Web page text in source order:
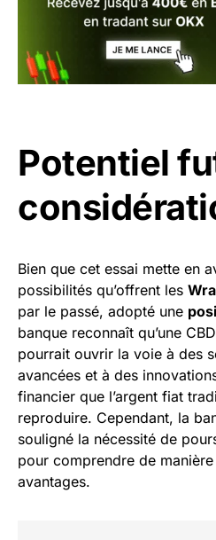
Potentiel
Bien que cet essai mette en
possibilités qu’offrent les
par le passé, adopté une
banque reconnaît qu’une
pourrait ouvrir la voie à des
avancées et à des
financier que l’argent fiat
reproduire. Cependant, la
souligné la nécessité de
pour comprendre de
avantages.